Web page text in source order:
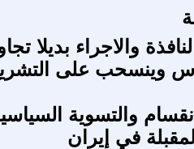
والاجراء بديلا
والتسوية
في إيران